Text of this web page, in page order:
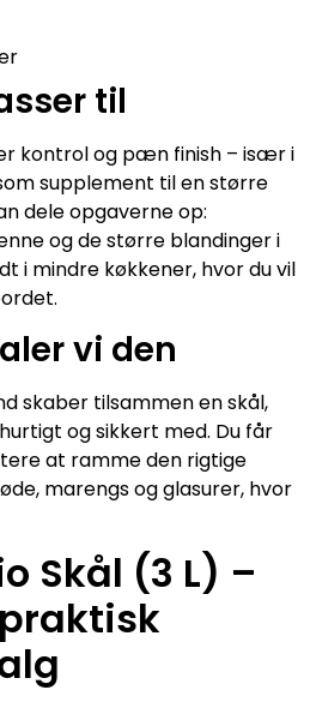
til
kontrol og pæn finish – især i
supplement til en større
dele opgaverne op:
og de større blandinger i
i mindre køkkener, hvor du vil
vi den
skaber tilsammen en skål,
og sikkert med. Du får
at ramme den rigtige
marengs og glasurer, hvor
Skål (3 L) –